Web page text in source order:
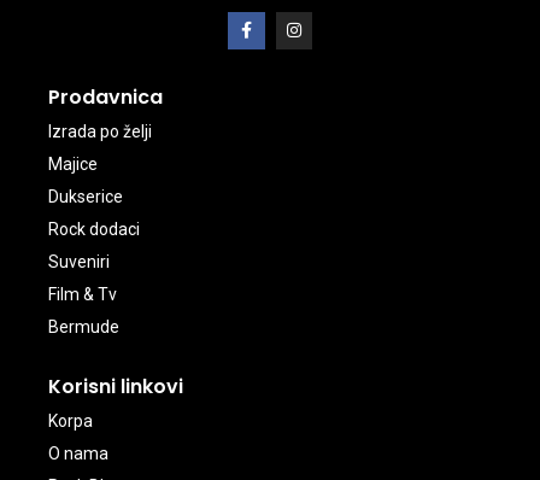
Prodavnica
Izrada po želji
Majice
Dukserice
Rock dodaci
Suveniri
Film & Tv
Bermude
Korisni linkovi
Korpa
O nama